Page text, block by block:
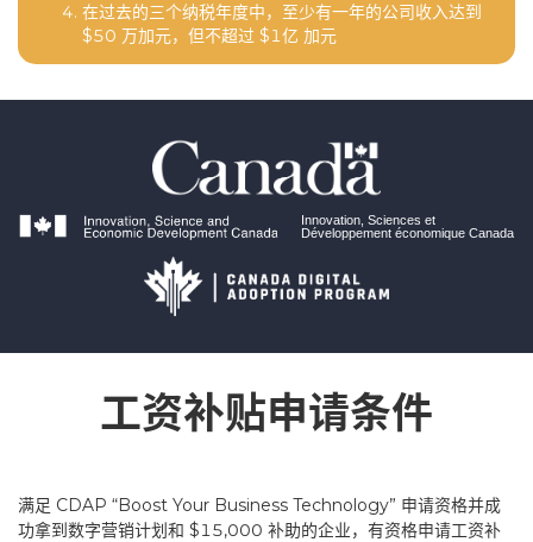
在过去的三个纳税年度中，至少有一年的公司收入达到
$50 万加元，但不超过 $1亿 加元
工资补贴申请条件
满足 CDAP “Boost Your Business Technology” 申请资格并成
功拿到数字营销计划和 $15,000 补助的企业，有资格申请工资补